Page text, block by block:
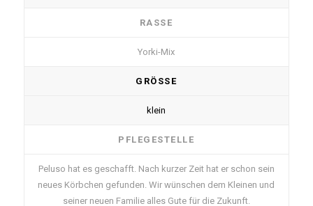
RASSE
Yorki-Mix
GRÖSSE
klein
PFLEGESTELLE
Peluso hat es geschafft. Nach kurzer Zeit hat er schon sein
neues Körbchen gefunden. Wir wünschen dem Kleinen und
seiner neuen Familie alles Gute für die Zukunft.